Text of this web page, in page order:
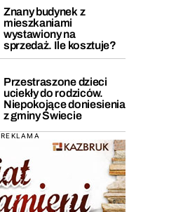
Znany budynek z
mieszkaniami
wystawiony na
sprzedaż. Ile kosztuje?
Przestraszone dzieci
uciekły do rodziców.
Niepokojące doniesienia
z gminy Świecie
REKLAMA